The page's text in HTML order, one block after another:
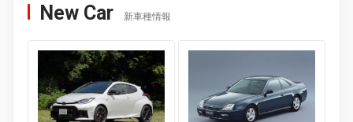
New Car 新車種情報